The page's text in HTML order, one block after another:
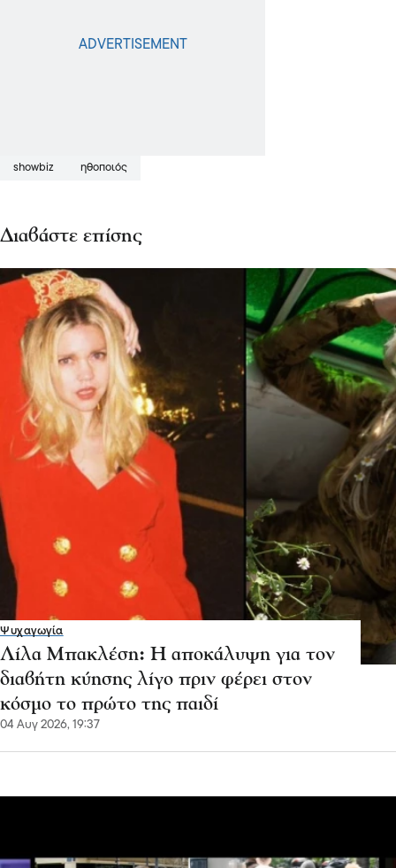
showbiz ηθοποιός
Διαβάστε επίσης
Ψυχαγωγία
Λίλα Μπακλέση: Η αποκάλυψη για τον
διαβήτη κύησης λίγο πριν φέρει στον
κόσμο το πρώτο της παιδί
04 Αυγ 2026, 19:37